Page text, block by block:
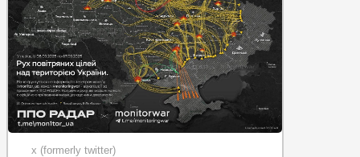
x (formerly twitter)